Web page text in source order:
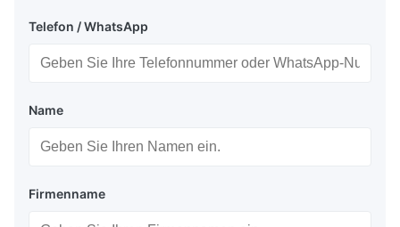
Telefon / WhatsApp
Name
Firmenname